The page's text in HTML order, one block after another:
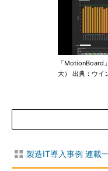
「MotionBoard
大） 出典：ウイ
製造IT導入事例 連載